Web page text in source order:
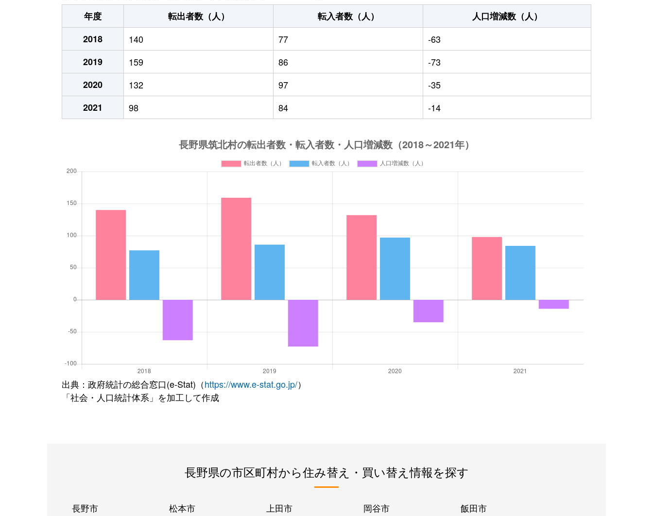
年度
転出者数（人） 転入者数（人）
人口増減数（人）
2018
140 77
-63
2019
159 86
-73
2020
132 97
-35
2021
98 84 -14
出典：政府統計の総合窓口(e-Stat)（https://www.e-stat.go.jp/）
「社会・人口統計体系」を加工して作成
長野県の市区町村から住み替え・買い替え情報を探す
長野市 松本市 上田市 岡谷市
飯田市